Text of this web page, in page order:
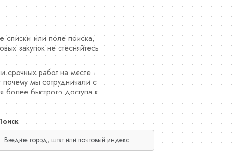
списки или поле поиска,
закупок не стесняйтесь
срочных работ на месте -
мы сотрудничали с
быстрого доступа к